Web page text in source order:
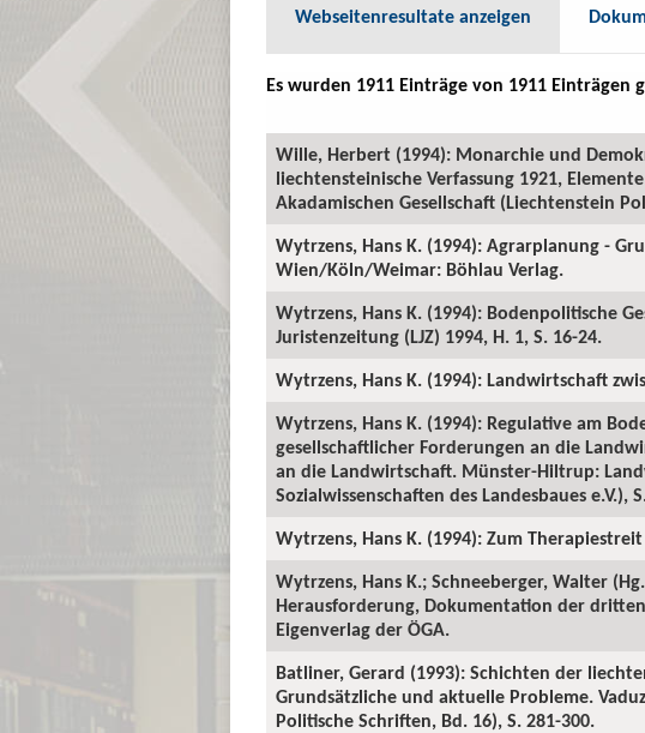
Webseitenresultate anzeigen
Es wurden 1911 Einträge von 1911 Einträgen
Wille, Herbert (1994): Monarchie und
liechtensteinische Verfassung 1921,
Akadamischen Gesellschaft (Liechtenstein
Wytrzens, Hans K. (1994): Agrarplanung -
Wien/Köln/Weimar: Böhlau Verlag.
Wytrzens, Hans K. (1994): Bodenpolitische
Juristenzeitung (LJZ) 1994, H. 1, S. 16-24.
Wytrzens, Hans K. (1994): Landwirtschaft
Wytrzens, Hans K. (1994): Regulative am
gesellschaftlicher Forderungen an die
an die Landwirtschaft. Münster-Hiltrup:
Sozialwissenschaften des Landesbaues e.V.),
Wytrzens, Hans K. (1994): Zum
Wytrzens, Hans K.; Schneeberger, Walter
Herausforderung, Dokumentation der
Eigenverlag der ÖGA.
Batliner, Gerard (1993): Schichten der
Grundsätzliche und aktuelle Probleme.
Politische Schriften, Bd. 16), S. 281-300.